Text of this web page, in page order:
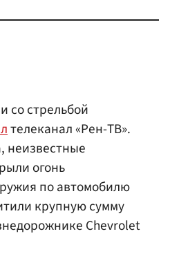
со стрельбой
телеканал «Рен-ТВ».
неизвестные
огонь
по автомобилю
крупную сумму
Chevrolet